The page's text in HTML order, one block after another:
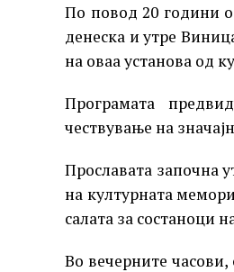
По повод 20 години
денеска и утре
на оваа установа од
Програмата
чествување на
Прославата започна
на културната
салата за состаноци
Во вечерните